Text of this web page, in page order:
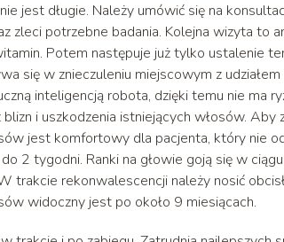
jest długie. Należy umówić się na
zleci potrzebne badania. Kolejna wizyta to
Potem następuje już tylko ustalenie
się w znieczuleniu miejscowym z
inteligencją robota, dzięki temu nie ma
i uszkodzenia istniejących włosów.
jest komfortowy dla pacjenta, który nie
2 tygodni. Ranki na głowie goją się w
trakcie rekonwalescencji należy nosić
widoczny jest po około 9 miesiącach.